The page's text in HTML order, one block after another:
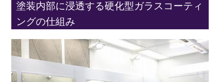
塗装内部に浸透する硬化型ガラスコーティ
ングの仕組み